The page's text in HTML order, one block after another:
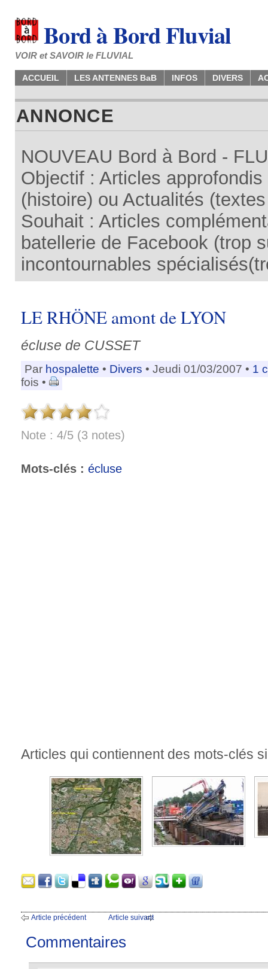
Bord à Bord Fluvial
VOIR et SAVOIR le FLUVIAL
ACCUEIL LES ANTENNES BaB INFOS DIVERS
ANNONCE
NOUVEAU Bord à Bord -
Objectif : Articles
(histoire) ou Actualités
Souhait : Articles
batellerie de Facebook (trop
incontournables
LE RHÖNE amont de LYON
écluse de CUSSET
Par hospalette • Divers • Jeudi 01/03/2007 • 1
fois •
Note : 4/5 (3 notes)
Mots-clés : écluse
Articles qui contiennent des mots-clés
Article précédent Article suivant
Commentaires